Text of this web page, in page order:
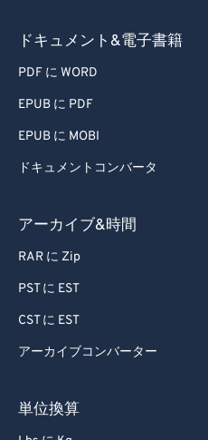
ドキュメント&電子書籍
PDF に WORD
EPUB に PDF
EPUB に MOBI
ドキュメントコンバータ
アーカイブ&時間
RAR に Zip
PST に EST
CST に EST
アーカイブコンバーター
単位換算